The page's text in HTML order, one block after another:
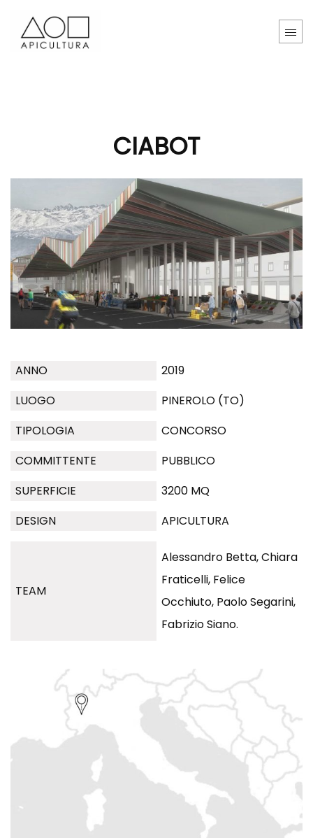
CIABOT
ANNO
2019
LUOGO
PINEROLO (TO)
TIPOLOGIA
CONCORSO
COMMITTENTE
PUBBLICO
SUPERFICIE
3200 MQ
DESIGN
APICULTURA
TEAM
Alessandro Betta, Chiara
Fraticelli, Felice
Occhiuto, Paolo Segarini,
Fabrizio Siano.